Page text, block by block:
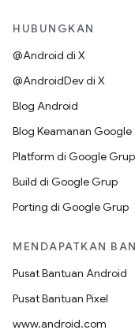
HUBUNGKAN
@Android di X
@AndroidDev di X
Blog Android
Blog Keamanan Google
Platform di Google Grup
Build di Google Grup
Porting di Google Grup
MENDAPATKAN
Pusat Bantuan Android
Pusat Bantuan Pixel
www.android.com